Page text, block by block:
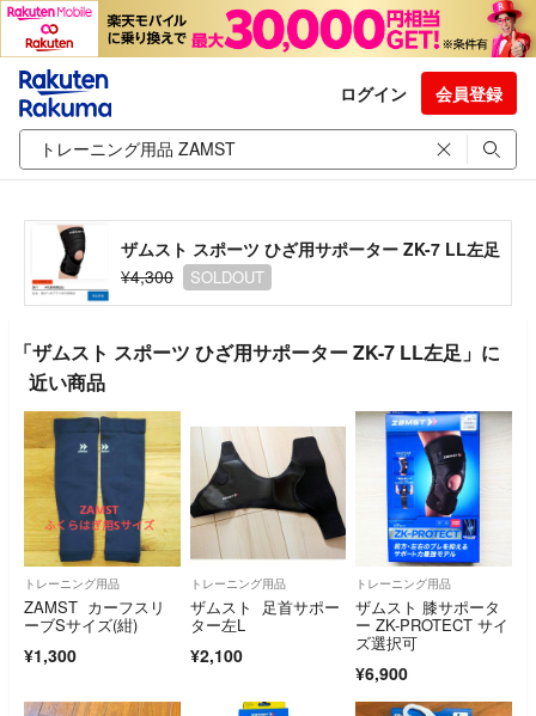
ログイン 会員登録
ザムスト スポーツ ひざ用サポーター ZK-7 LL左足
¥4,300
SOLDOUT
「ザムスト スポーツ ひざ用サポーター ZK-7 LL左足」に
近い商品
トレーニング用品
ZAMST カーフスリ
ーブSサイズ(紺)
¥1,300
トレーニング用品
ザムスト 足首サポー
ター左L
¥2,100
トレーニング用品
ザムスト 膝サポータ
ー ZK-PROTECT サイ
ズ選択可
¥6,900